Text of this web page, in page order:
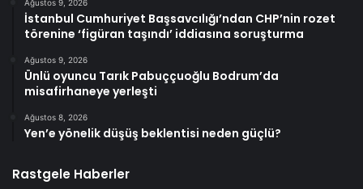
Ağustos 9, 2026
İstanbul Cumhuriyet Başsavcılığı’ndan CHP’nin rozet
törenine ‘figüran taşındı’ iddiasına soruşturma
Ağustos 9, 2026
Ünlü oyuncu Tarık Pabuççuoğlu Bodrum’da
misafirhaneye yerleşti
Ağustos 8, 2026
Yen’e yönelik düşüş beklentisi neden güçlü?
Rastgele Haberler